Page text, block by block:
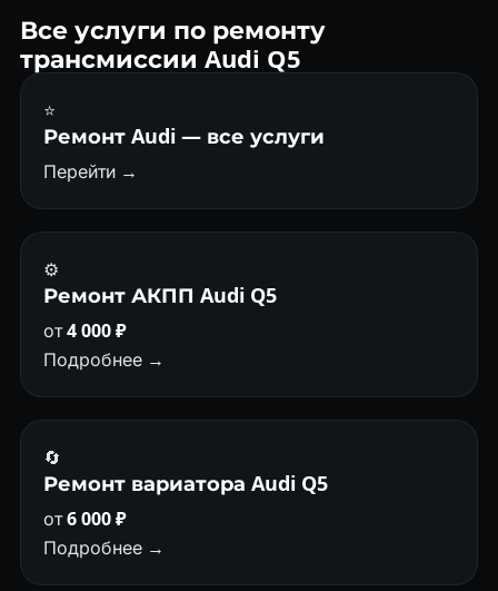
Все услуги по ремонту
трансмиссии Audi Q5
⭐
Ремонт Audi — все услуги
Перейти →
⚙️
Ремонт АКПП Audi Q5
от4 000 ₽
Подробнее →
🔄
Ремонт вариатора Audi Q5
от6 000 ₽
Подробнее →